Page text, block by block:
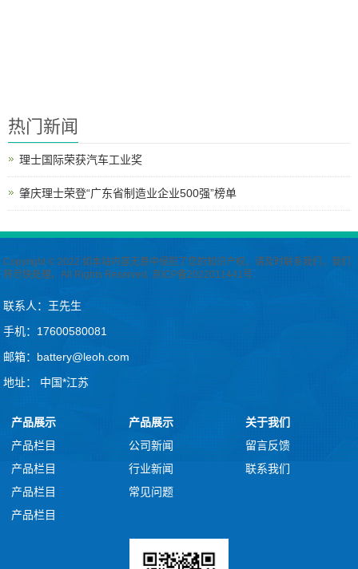
热门新闻
理士国际荣获汽车工业奖
肇庆理士荣登“广东省制造业企业500强”榜单
Copyright © 2022 如本站内容无意中侵犯了您的知识产权，请及时联系我们，我们
将尽快处理。All Rights Reserved. 京ICP备2022011441号
联系人：王先生
手机：17600580081
邮箱：battery@leoh.com
地址： 中国*江苏
产品展示
产品栏目
产品栏目
产品栏目
产品栏目
产品展示
公司新闻
行业新闻
常见问题
关于我们
留言反馈
联系我们